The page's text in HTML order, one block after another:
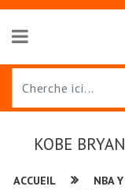
KOBE
ACCUEIL NBA